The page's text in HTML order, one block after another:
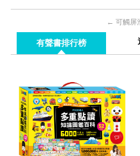
← 可觸屏
有聲書排行榜